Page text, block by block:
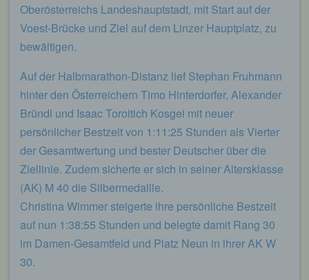
Oberösterreichs Landeshauptstadt, mit Start auf der
Voest-Brücke und Ziel auf dem Linzer Hauptplatz, zu
bewältigen.
Auf der Halbmarathon-Distanz lief Stephan Fruhmann
hinter den Österreichern Timo Hinterdorfer, Alexander
Bründl und Isaac Toroitich Kosgei mit neuer
persönlicher Bestzeit von 1:11:25 Stunden als Vierter
der Gesamtwertung und bester Deutscher über die
Ziellinie. Zudem sicherte er sich in seiner Altersklasse
(AK) M 40 die Silbermedaille.
Christina Wimmer steigerte ihre persönliche Bestzeit
auf nun 1:38:55 Stunden und belegte damit Rang 30
im Damen-Gesamtfeld und Platz Neun in ihrer AK W
30.
von welcher ein zugreifendes System auf unsere
Internetseite gelangt (sogenannte Referrer), (4) die
Unterwebseiten, welche über ein zugreifendes
System auf unserer Internetseite angesteuert
werden, (5) das Datum und die Uhrzeit eines
Protokoll-Adresse (IP-Adresse), (7) der Internet-
Service-Provider des zugreifenden Systems und
(8) sonstige ähnliche Daten und Informationen, die
der Gefahrenabwehr im Falle von Angriffen auf
unsere informationstechnologischen Systeme
dienen.
Bei der Nutzung dieser allgemeinen Daten und
Informationen ziehen wird keine Rückschlüsse auf
die betroffene Person. Diese Informationen werden
vielmehr benötigt, um (1) die Inhalte unserer
Internetseite korrekt auszuliefern, (2) die Inhalte
unserer Internetseite sowie die Werbung für diese
zu optimieren, (3) die dauerhafte
Funktionsfähigkeit unserer